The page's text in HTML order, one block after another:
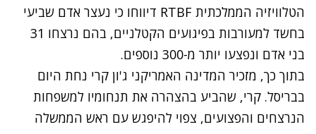
הטלוויזיה הממלכתית RTBF דיווחו כי נעצר אדם שביעי
בחשד למעורבות בפיגועים הקטלניים, בהם נרצחו 31
בני אדם ונפצעו יותר מ-300 נוספים.
בתוך כך, מזכיר המדינה האמריקני ג'ון קרי נחת היום
בבריסל. קרי, שהביע בהצהרה את תנחומיו למשפחות
הנרצחים והפצועים, צפוי להיפגש עם ראש הממשלה